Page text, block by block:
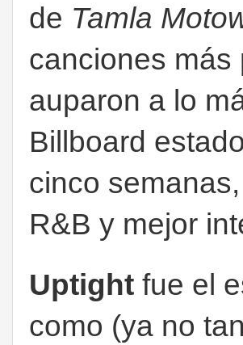
de Tamla
canciones más
auparon a lo
Billboard
cinco
R&B y mejor
Uptight fue el
como (ya no